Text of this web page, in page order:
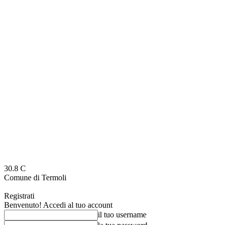
30.8 C
Comune di Termoli
Registrati
Benvenuto! Accedi al tuo account
il tuo username